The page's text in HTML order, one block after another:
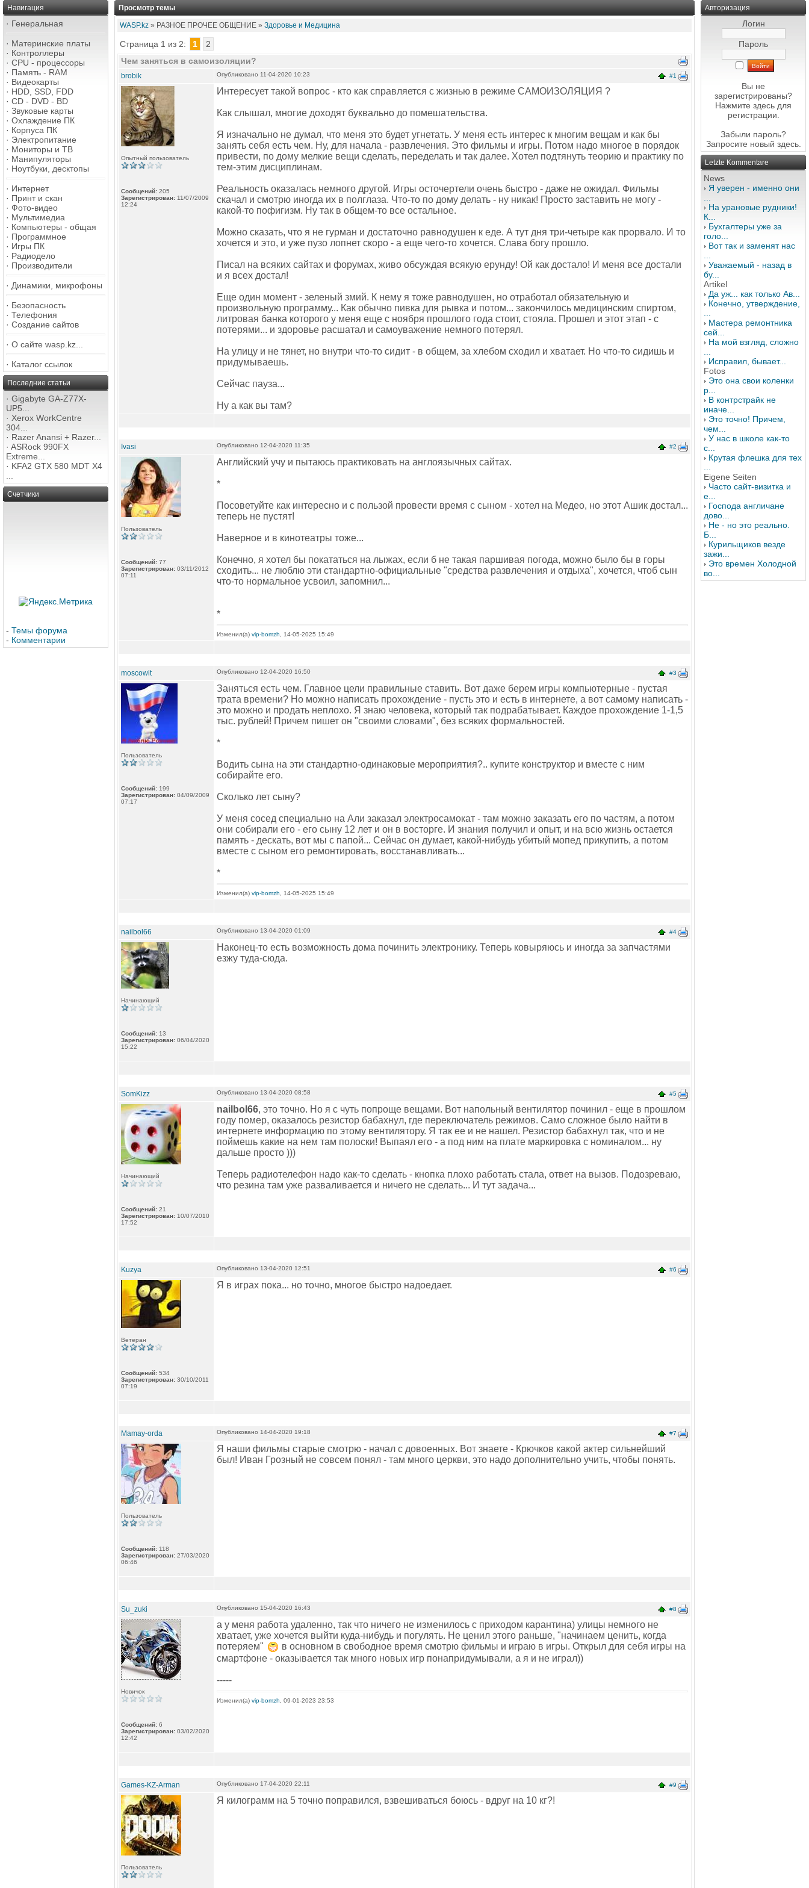
Навигация
· Генеральная
· Материнские платы
· Контроллеры
· CPU - процессоры
· Память - RAM
· Видеокарты
· HDD, SSD, FDD
· CD - DVD - BD
· Звуковые карты
· Охлаждение ПК
· Корпуса ПК
· Электропитание
· Мониторы и ТВ
· Манипуляторы
· Ноутбуки, десктопы
· Интернет
· Принт и скан
· Фото-видео
· Мультимедиа
· Компьютеры - общая
· Программное
· Игры ПК
· Радиодело
· Производители
· Динамики, микрофоны
· Безопасность
· Телефония
· Создание сайтов
· О сайте wasp.kz...
· Каталог ссылок
Последние статьи
· Gigabyte GA-Z77X-
UP5...
· Xerox WorkCentre
304...
· Razer Anansi + Razer...
· ASRock 990FX
Extreme...
· KFA2 GTX 580 MDT X4
Счетчики
- Темы форума
- Комментарии
Просмотр темы
WASP.kz » РАЗНОЕ ПРОЧЕЕ ОБЩЕНИЕ » Здоровье и Медицина
Страница 1 из 2: 1
2
Чем заняться в самоизоляции?
brobik #1
Опубликовано 11-04-2020 10:23
Опытный пользователь
Сообщений: 205
Зарегистрирован: 11/07/2009
12:24
Интересует такой вопрос - кто как справляется с жизнью в режиме САМОИЗОЛЯЦИЯ ?
Как слышал, многие доходят буквально до помешательства.
Я изначально не думал, что меня это будет угнетать. У меня есть интерес к многим вещам и как бы
занять себя есть чем. Ну, для начала - развлечения. Это фильмы и игры. Потом надо многое в порядок
привести, по дому мелкие вещи сделать, переделать и так далее. Хотел подтянуть теорию и практику по
тем-этим дисциплинам.
Реальность оказалась немного другой. Игры осточертели очень быстро - даже не ожидал. Фильмы
скачал и смотрю иногда их в полглаза. Что-то по дому делать - ну никак! Просто заставить не могу -
какой-то пофигизм. Ну так в общем-то все остальное.
Можно сказать, что я не гурман и достаточно равнодушен к еде. А тут дня три-четыре как прорвало. И то
хочется и это, и уже пузо лопнет скоро - а еще чего-то хочется. Слава богу прошло.
Писал на всяких сайтах и форумах, живо обсуждая всякую ерунду! Ой как достало! И меня все достали
и я всех достал!
Еще один момент - зеленый змий. К нему я тоже равнодушен, но отработал обязательную и
произвольную программу... Как обычно пивка для рывка и потом... закончилось медицинским спиртом,
литровая банка которого у меня еще с ноября прошлого года стоит, стояла. Прошел и этот этап - с
потерями... и здоровье расшатал и самоуважение немного потерял.
На улицу и не тянет, но внутри что-то сидит - в общем, за хлебом сходил и хватает. Но что-то сидишь и
придумываешь.
Сейчас пауза...
Ну а как вы там?
Ivasi #2
Опубликовано 12-04-2020 11:35
Пользователь
Сообщений: 77
Зарегистрирован: 03/11/2012
07:11
Английский учу и пытаюсь практиковать на англоязычных сайтах.
*
Посоветуйте как интересно и с пользой провести время с сыном - хотел на Медео, но этот Ашик достал...
теперь не пустят!
Наверное и в кинотеатры тоже...
Конечно, я хотел бы покататься на лыжах, если б не такая паршивая погода, можно было бы в горы
сходить... не люблю эти стандартно-официальные "средства развлечения и отдыха", хочется, чтоб сын
что-то нормальное усвоил, запомнил...
*
Изменил(а) vip-bomzh , 14-05-2025 15:49
moscowit #3
Опубликовано 12-04-2020 16:50
Пользователь
Сообщений: 199
Зарегистрирован: 04/09/2009
07:17
Заняться есть чем. Главное цели правильные ставить. Вот даже берем игры компьютерные - пустая
трата времени? Но можно написать прохождение - пусть это и есть в интернете, а вот самому написать -
это можно и продать неплохо. Я знаю человека, который так подрабатывает. Каждое прохождение 1-1,5
тыс. рублей! Причем пишет он "своими словами", без всяких формальностей.
*
Водить сына на эти стандартно-одинаковые мероприятия?.. купите конструктор и вместе с ним
собирайте его.
Сколько лет сыну?
У меня сосед специально на Али заказал электросамокат - там можно заказать его по частям, а потом
они собирали его - его сыну 12 лет и он в восторге. И знания получил и опыт, и на всю жизнь остается
память - дескать, вот мы с папой... Сейчас он думает, какой-нибудь убитый мопед прикупить, а потом
вместе с сыном его ремонтировать, восстанавливать...
*
Изменил(а) vip-bomzh , 14-05-2025 15:49
nailbol66 #4
Опубликовано 13-04-2020 01:09
Начинающий
Сообщений: 13
Зарегистрирован: 06/04/2020
15:22
Наконец-то есть возможность дома починить электронику. Теперь ковыряюсь и иногда за запчастями
езжу туда-сюда.
SomKizz #5
Опубликовано 13-04-2020 08:58
Начинающий
Сообщений: 21
Зарегистрирован: 10/07/2010
17:52
nailbol66, это точно. Но я с чуть попроще вещами. Вот напольный вентилятор починил - еще в прошлом
году помер, оказалось резистор бабахнул, где переключатель режимов. Само сложное было найти в
интернете информацию по этому вентилятору. Я так ее и не нашел. Резистор бабахнул так, что и не
поймешь какие на нем там полоски! Выпаял его - а под ним на плате маркировка с номиналом... ну
дальше просто )))
Теперь радиотелефон надо как-то сделать - кнопка плохо работать стала, ответ на вызов. Подозреваю,
что резина там уже разваливается и ничего не сделать... И тут задача...
Kuzya #6
Опубликовано 13-04-2020 12:51
Ветеран
Сообщений: 534
Зарегистрирован: 30/10/2011
07:19
Я в играх пока... но точно, многое быстро надоедает.
Mamay-orda #7
Опубликовано 14-04-2020 19:18
Пользователь
Сообщений: 118
Зарегистрирован: 27/03/2020
06:46
Я наши фильмы старые смотрю - начал с довоенных. Вот знаете - Крючков какой актер сильнейший
был! Иван Грозный не совсем понял - там много церкви, это надо дополнительно учить, чтобы понять.
Su_zuki #8
Опубликовано 15-04-2020 16:43
Новичок
Сообщений: 6
Зарегистрирован: 03/02/2020
12:42
а у меня работа удаленно, так что ничего не изменилось с приходом карантина) улицы немного не
хватает, уже хочется выйти куда-нибудь и погулять. Не ценил этого раньше, "начинаем ценить, когда
потеряем"
в основном в свободное время смотрю фильмы и играю в игры. Открыл для себя игры на
смартфоне - оказывается так много новых игр понапридумывали, а я и не играл))
-----
Изменил(а) vip-bomzh , 09-01-2023 23:53
Games-KZ-Arman #9
Опубликовано 17-04-2020 22:11
Пользователь
Я килограмм на 5 точно поправился, взвешиваться боюсь - вдруг на 10 кг?!
Авторизация
Логин
Пароль
Вы не
зарегистрированы?
Нажмите здесь для
регистрации.
Забыли пароль?
Запросите новый здесь.
Letzte Kommentare
News
Я уверен - именно они
На урановые рудники!
К...
Бухгалтеры уже за
голо...
Вот так и заменят нас
Уважаемый - назад в
бу...
Artikel
Да уж... как только Ав...
Конечно, утверждение,
Мастера ремонтника
сей...
На мой взгляд, сложно
Исправил, бывает...
Fotos
Это она свои коленки
р...
В контрстрайк не
иначе...
Это точно! Причем,
чем...
У нас в школе как-то
с...
Крутая флешка для тех
Eigene Seiten
Часто сайт-визитка и
е...
Господа англичане
дово...
Не - но это реально.
Б...
Курильщиков везде
зажи...
Это времен Холодной
во...